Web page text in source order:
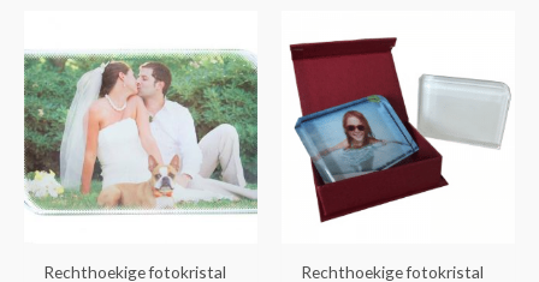
Rechthoekige fotokristal
Rechthoekige fotokristal